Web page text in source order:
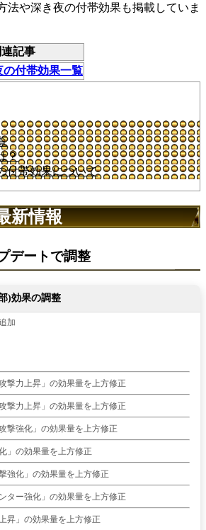
法や深き夜の付帯効果も掲載していま
記事
の付帯効果一覧
？
付帯効果について
新情報
デートで調整
)効果の調整
加
撃力上昇」の効果量を上方修正
撃力上昇」の効果量を上方修正
撃強化」の効果量を上方修正
」の効果量を上方修正
強化」の効果量を上方修正
ター強化」の効果量を上方修正
昇」の効果量を上方修正